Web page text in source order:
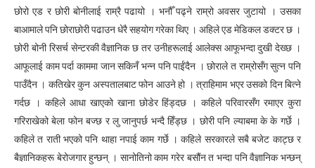
छोरो एड र छोरी बोनीलाई राम्रै पढायो । भनौँ पढ्ने राम्रो अवसर जुटायो । उसका
बाआमाले पनि छोराछोरी पढाउन धेरै सहयोग गरेका थिए । अहिले एड मेडिकल डक्टर छ ।
छोरी बोनी रिसर्च सेन्टरकी वैज्ञानिक छ तर उनीहरूलाई आलेक्स आफूभन्दा दुखी देख्छ ।
आफूलाई काम पर्दा काममा जान सकिनँ भन्न पनि पाईंदैन । छोराले त राम्रोसँग सुत्न पनि
पाउँदैन । कतिखेर कुन अस्पतालबाट फोन आउने हो । त्राहिमाम भएर उसको दिन बित्ने
गर्दछ । कहिले आधा खाएको खाना छोडेर हिंड्दछ । कहिले परिवारसँग रमाएर कुरा
गरिराखेको बेला फोन बज्छ र लु जानुपर्छ भन्दै हिँड्छ । छोरी पनि ल्याबमा के के गर्छे ।
कहिले त राती भएको पनि थाहा नपाई काम गर्छे । कहिले सरकारले सबै बजेट काट्छ र
बैज्ञानिकहरू बेरोजगार हुन्छन् । सानोतिनो काम गरेर बसौंन त भन्दा पनि वैज्ञानिक भन्छन्